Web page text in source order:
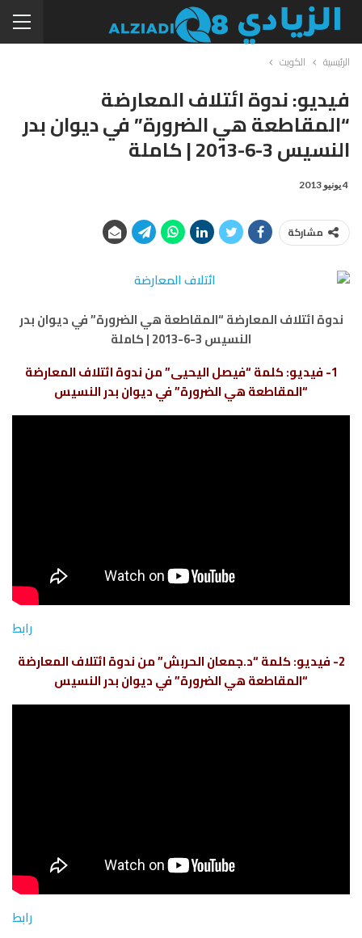
الرئيسية الكويت
فيديو: ندوة ائتلاف المعارضة
“المقاطعة هي الضرورة” في ديوان بدر
النسيس 3-6-2013 | كاملة
4 يونيو 2013
مشاركة
ندوة ائتلاف المعارضة “المقاطعة هي الضرورة” في ديوان بدر
النسيس 3-6-2013 | كاملة
1- فيديو: كلمة “فيصل اليحيى” من ندوة ائتلاف المعارضة
“المقاطعة هي الضرورة” في ديوان بدر النسيس
رابط
2- فيديو: كلمة “د.جمعان الحربش” من ندوة ائتلاف المعارضة
“المقاطعة هي الضرورة” في ديوان بدر النسيس
رابط